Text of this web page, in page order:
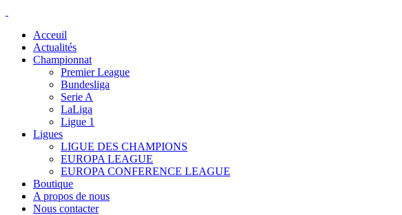
Acceuil
Actualités
Championnat
Premier League
Bundesliga
Serie A
LaLiga
Ligue 1
Ligues
LIGUE DES CHAMPIONS
EUROPA LEAGUE
EUROPA CONFERENCE LEAGUE
Boutique
A propos de nous
Nous contacter